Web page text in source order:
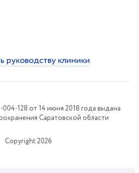
руководству клиники
128 от 14 июня 2018 года выдана
Саратовской области
Copyright 2026